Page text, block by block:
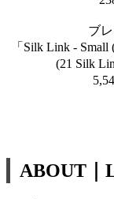
ブ
「Silk Link -
(21 Silk
ABOUT｜